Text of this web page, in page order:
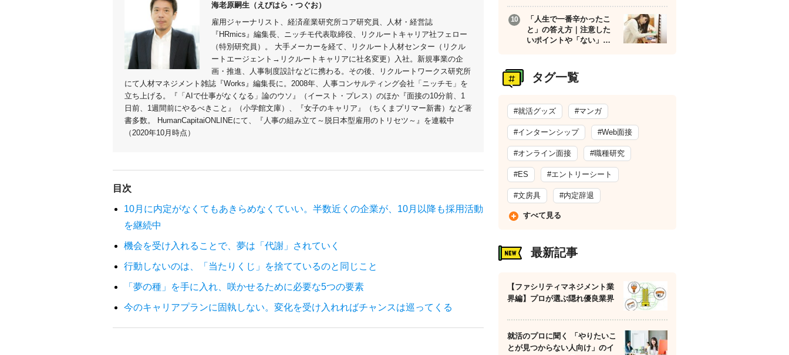
海老原嗣生（えびはら・つぐお）
雇用ジャーナリスト、経済産業研究所コア研究員、人材・経営誌
『HRmics』編集長、ニッチモ代表取締役、リクルートキャリア社フェロー
（特別研究員）。 大手メーカーを経て、リクルート人材センター（リクル
ートエージェント→リクルートキャリアに社名変更）入社。新規事業の企
画・推進、人事制度設計などに携わる。その後、リクルートワークス研究所
にて人材マネジメント雑誌『Works』編集長に。2008年、人事コンサルティング会社「ニッチモ」を
立ち上げる。『「AIで仕事がなくなる」論のウソ』（イースト・プレス）のほか『面接の10分前、1
日前、1週間前にやるべきこと』（小学館文庫）、『女子のキャリア』（ちくまプリマー新書）など著
書多数。 HumanCapitaiONLINEにて、『人事の組み立て～脱日本型雇用のトリセツ～』を連載中
（2020年10月時点）
目次
10月に内定がなくてもあきらめなくていい。半数近くの企業が、10月以降も採用活動
を継続中
機会を受け入れることで、夢は「代謝」されていく
行動しないのは、「当たりくじ」を捨てているのと同じこと
「夢の種」を手に入れ、咲かせるために必要な5つの要素
今のキャリアプランに固執しない。変化を受け入れればチャンスは巡ってくる
「人生で一番辛かったこ
と」の答え方｜注意した
いポイントや「ない」…
タグ一覧
#就活グッズ #マンガ
#インターンシップ #Web面接
#オンライン面接 #職種研究
#ES #エントリーシート
#文房具 #内定辞退
すべて見る
最新記事
【ファシリティマネジメント業
界編】プロが選ぶ隠れ優良業界
就活のプロに聞く 「やりたいこ
とが見つからない人向け」のイ